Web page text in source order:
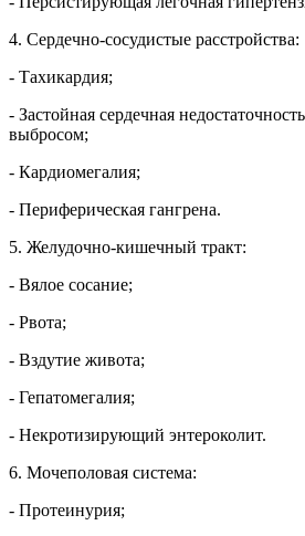
4. Сердечно-сосудистые расстройства:
- Тахикардия;
- Застойная сердечная
выбросом;
- Кардиомегалия;
- Периферическая гангрена.
5. Желудочно-кишечный тракт:
- Вялое сосание;
- Рвота;
- Вздутие живота;
- Гепатомегалия;
- Некротизирующий энтероколит.
6. Мочеполовая система:
- Протеинурия;